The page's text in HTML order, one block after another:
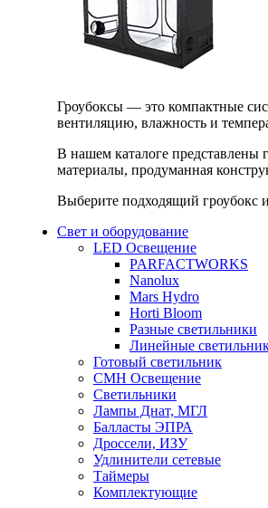
Гроубоксы — это компактные
вентиляцию, влажность и
В нашем каталоге представлены
материалы, продуманная
Выберите подходящий гроубокс
Свет и оборудование
LED Освещение
PARFACTWORKS
Nanolux
Mars Hydro
Horti Bloom
Разные светильники
Линейные
Готовый светильник
CMH Освещение
Светильники
Лампы Днат, МГЛ
Балласты ЭПРА
Дроссели, ИЗУ
Удлинители сетевые
Таймеры
Комплектующие